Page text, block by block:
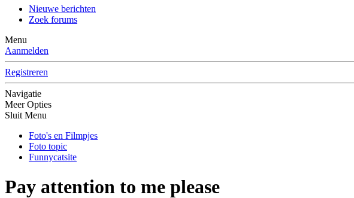
Nieuwe berichten
Zoek forums
Menu
Aanmelden
Registreren
Navigatie
Meer Opties
Sluit Menu
Foto's en Filmpjes
Foto topic
Funnycatsite
Pay attention to me please